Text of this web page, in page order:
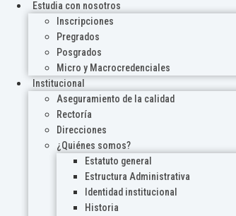
Estudia con nosotros
Inscripciones
Pregrados
Posgrados
Micro y Macrocredenciales
Institucional
Aseguramiento de la calidad
Rectoría
Direcciones
¿Quiénes somos?
Estatuto general
Estructura Administrativa
Identidad institucional
Historia